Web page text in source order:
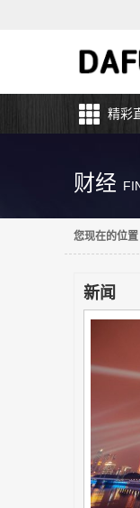
精彩
财经
您现在的位置
新闻